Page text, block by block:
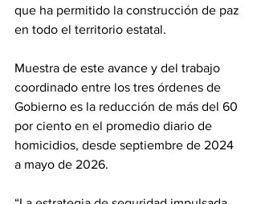
que ha permitido la construcción de paz
en todo el territorio estatal.
Muestra de este avance y del trabajo
coordinado entre los tres órdenes de
Gobierno es la reducción de más del 60
por ciento en el promedio diario de
homicidios, desde septiembre de 2024
a mayo de 2026.